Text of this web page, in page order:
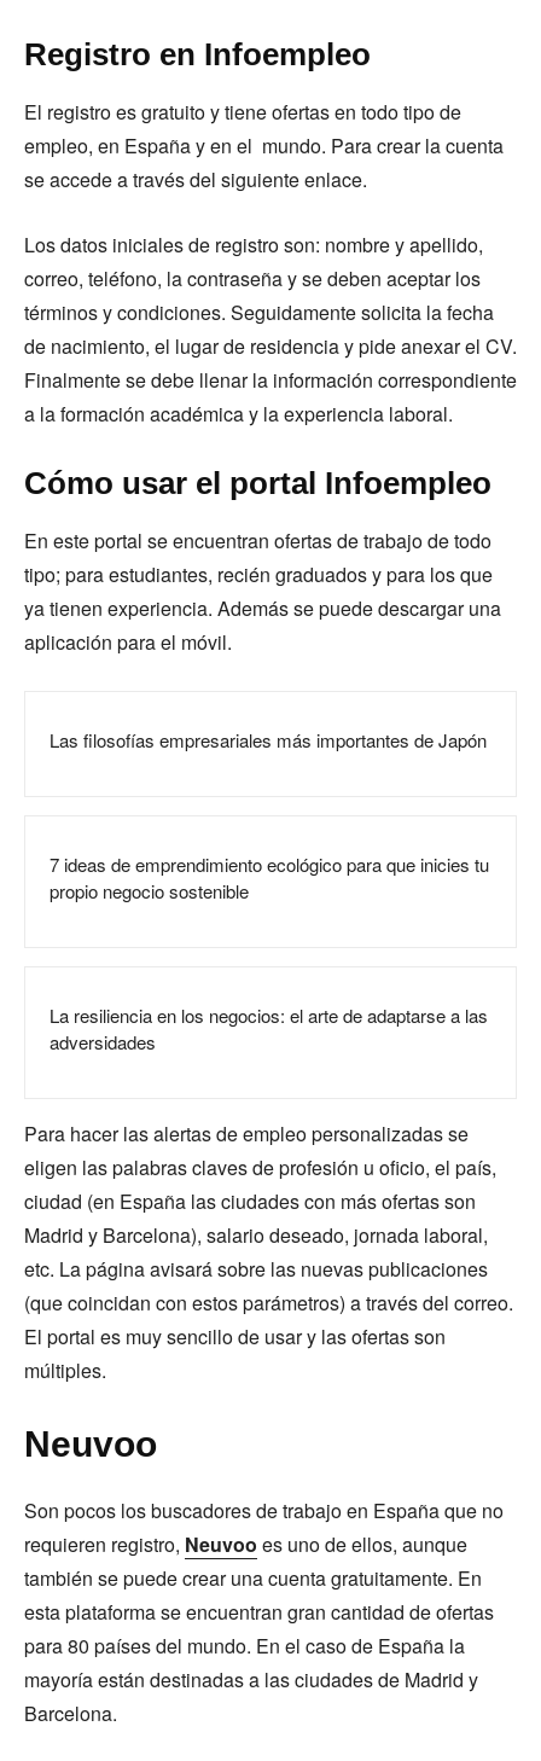
Registro en Infoempleo
El registro es gratuito y tiene ofertas en todo tipo de
empleo, en España y en el mundo. Para crear la cuenta
se accede a través del siguiente enlace.
Los datos iniciales de registro son: nombre y apellido,
correo, teléfono, la contraseña y se deben aceptar los
términos y condiciones. Seguidamente solicita la fecha
de nacimiento, el lugar de residencia y pide anexar el CV.
Finalmente se debe llenar la información correspondiente
a la formación académica y la experiencia laboral.
Cómo usar el portal Infoempleo
En este portal se encuentran ofertas de trabajo de todo
tipo; para estudiantes, recién graduados y para los que
ya tienen experiencia. Además se puede descargar una
aplicación para el móvil.
Las filosofías empresariales más importantes de Japón
7 ideas de emprendimiento ecológico para que inicies tu
propio negocio sostenible
La resiliencia en los negocios: el arte de adaptarse a las
adversidades
Para hacer las alertas de empleo personalizadas se
eligen las palabras claves de profesión u oficio, el país,
ciudad (en España las ciudades con más ofertas son
Madrid y Barcelona), salario deseado, jornada laboral,
etc. La página avisará sobre las nuevas publicaciones
(que coincidan con estos parámetros) a través del correo.
El portal es muy sencillo de usar y las ofertas son
múltiples.
Neuvoo
Son pocos los buscadores de trabajo en España que no
requieren registro, Neuvoo es uno de ellos, aunque
también se puede crear una cuenta gratuitamente. En
esta plataforma se encuentran gran cantidad de ofertas
para 80 países del mundo. En el caso de España la
mayoría están destinadas a las ciudades de Madrid y
Barcelona.